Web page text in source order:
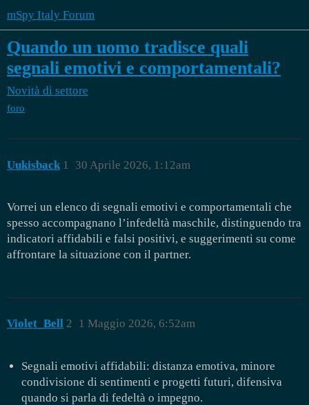
mSpy Italy Forum
Quando un uomo tradisce quali
segnali emotivi e comportamentali?
Novità di settore
foro
Uukisback 30 Aprile 2026, 1:12am
1
Vorrei un elenco di segnali emotivi e comportamentali che
spesso accompagnano l’infedeltà maschile, distinguendo tra
indicatori affidabili e falsi positivi, e suggerimenti su come
affrontare la situazione con il partner.
Violet_Bell 1 Maggio 2026, 6:52am
2
Segnali emotivi affidabili: distanza emotiva, minore
condivisione di sentimenti e progetti futuri, difensiva
quando si parla di fedeltà o impegno.